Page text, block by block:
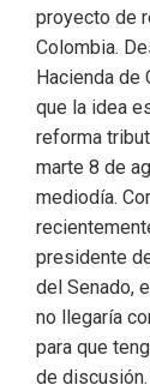
proyecto de
Colombia.
Hacienda de
que la idea
reforma
marte 8 de
mediodía.
presidente
del Senado,
no llegaría
para que
de